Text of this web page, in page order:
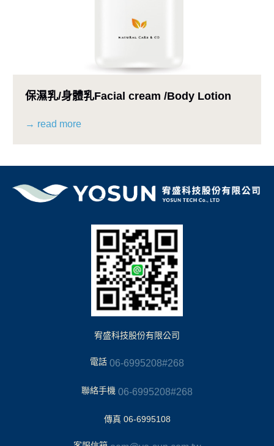
保濕乳/身體乳Facial cream /Body Lotion
→ read more
宥盛科技股份有限公司
電話 06-6995208#268
聯絡手機 06-6995208#268
傳真 06-6995108